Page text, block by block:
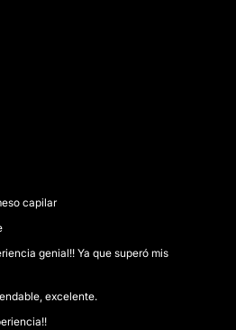
capilar
genial!! Ya que superó mis
excelente.